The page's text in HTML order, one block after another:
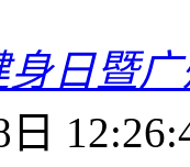
日暨